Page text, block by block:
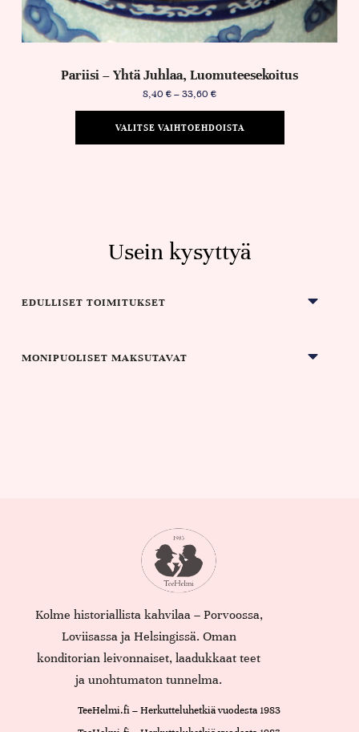
Pariisi – Yhtä Juhlaa, Luomuteesekoitus
8,40 €–33,60 €
VALITSE VAIHTOEHDOISTA
Usein kysyttyä
EDULLISET TOIMITUKSET
MONIPUOLISET MAKSUTAVAT
Kolme historiallista kahvilaa – Porvoossa,
Loviisassa ja Helsingissä. Oman
konditorian leivonnaiset, laadukkaat teet
ja unohtumaton tunnelma.
TeeHelmi.fi – Herkutteluhetkiä vuodesta 1983